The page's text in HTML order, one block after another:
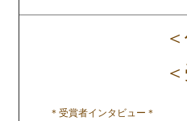
＜作
＜受
＊受賞者インタビュー＊